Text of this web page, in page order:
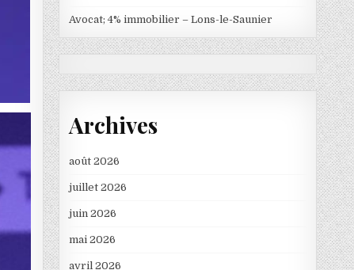
Avocat; 4% immobilier – Lons-le-Saunier
Archives
août 2026
juillet 2026
juin 2026
mai 2026
avril 2026